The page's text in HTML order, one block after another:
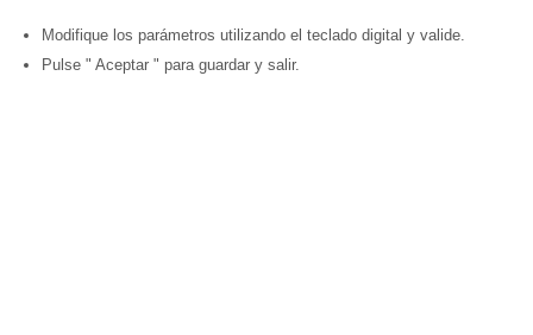
Modifique los parámetros utilizando el teclado digital y valide.
Pulse " Aceptar " para guardar y salir.